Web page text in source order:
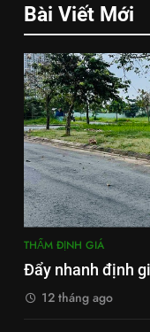
Bài Viết Mới
THẨM ĐỊNH GIÁ
Đẩy nhanh định
12 tháng ago